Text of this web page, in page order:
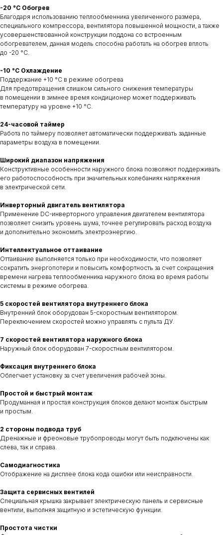
-20 °C Обогрев
Благодаря использованию теплообменника увеличенного размера,
специального компрессора, вентилятора повышенной мощности, а также
усовершенствованной конструкции поддона со встроенным
обогревателем, данная модель способна работать на обогрев вплоть
до -20 °С.
-10 °C Охлаждение
Поддержание +10 °С в режиме обогрева
Для предотвращения слишком сильного снижения температуры
в помещении в зимнее время кондиционер может поддерживать
температуру на уровне +10 °С.
24-часовой таймер
Работа по таймеру позволяет автоматически поддерживать заданные
параметры воздуха в помещении.
Широкий диапазон напряжения
Конструктивные особенности наружного блока позволяют поддерживать
его работоспособность при значительных колебаниях напряжения
в электрической сети.
Инверторный двигатель вентилятора
Применение DC-инверторного управления двигателем вентилятора
позволяет снизить уровень шума, точнее регулировать расход воздуха
и дополнительно экономить электроэнергию.
Интеллектуальное оттаивание
Оттаивание выполняется только при необходимости, что позволяет
сократить энергопотери и повысить комфортность за счет сокращения
времени нагрева теплообменника наружного блока во время работы
системы в режиме обогрева.
5 скоростей вентилятора внутреннего блока
Внутренний блок оборудован 5-скоростным вентилятором.
Переключением скоростей можно управлять с пульта ДУ.
7 скоростей вентилятора наружного блока
Наружный блок оборудован 7-скоростным вентилятором.
Фиксация внутреннего блока
Облегчает установку за счет увеличения рабочей зоны.
Простой и быстрый монтаж
Продуманная и простая конструкция блоков делают монтаж быстрым
и простым.
2 стороны подвода труб
Дренажные и фреоновые трубопроводы могут быть подключены как
слева, так и справа.
Самодиагностика
Отображение на дисплее блока кода ошибки или неисправности.
Защита сервисных вентилей
Специальная крышка закрывает электрическую панель и сервисные
вентили, выполняя защитную и эстетическую функции.
Простота чистки